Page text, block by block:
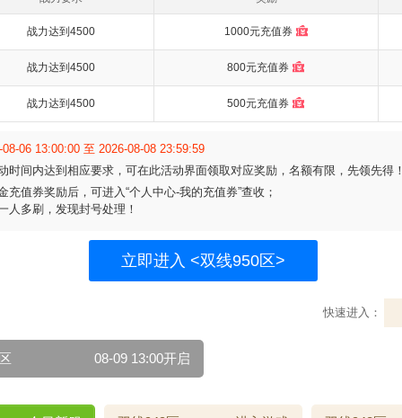
战力达到4500 1000元充值券
战力达到4500 800元充值券
战力达到4500 500元充值券
08-06 13:00:00 至 2026-08-08 23:59:59
时间内达到相应要求，可在此活动界面领取对应奖励，名额有限，先领先得！
充值券奖励后，可进入“个人中心-我的充值券”查收；
人多刷，发现封号处理！
立即进入 <双线950区>
快速进入：
08-09 13:00开启